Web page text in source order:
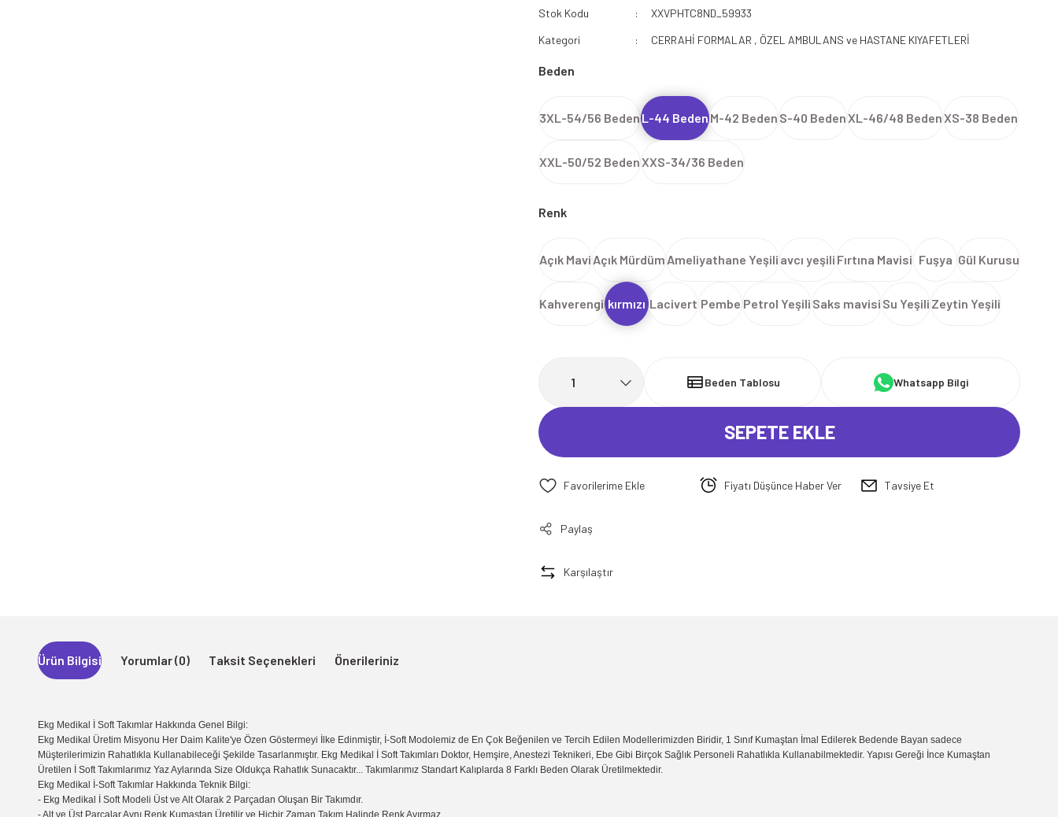
Paramedik Swit
Stok Kodu
XXVPHTC8ND_59933
Kategori
CERRAHİ FORMALAR , ÖZEL AMBULANS ve HASTANE KIYAFETLERİ
Beden
3XL-54/56 Beden L-44 Beden M-42 Beden S-40 BedenXL-46/48 BedenXS-38 Beden
XXL-50/52 BedenXXS-34/36 Beden
Renk
Açık Mavi Açık Mürdüm Ameliyathane Yeşili avcı yeşili Fırtına Mavisi Fuşya Gül Kurusu
Kahverengi kırmızı Lacivert Pembe Petrol Yeşili Saks mavisi Su Yeşili Zeytin Yeşili
Beden Tablosu Whatsapp Bilgi
SEPETE EKLE
Fiyatı Düşünce Haber Ver Tavsiye Et
Paylaş
Karşılaştır
Ürün Bilgisi Yorumlar (0) Taksit Seçenekleri Önerileriniz
Ekg Medikal İ Soft Takımlar Hakkında Genel Bilgi:
Ekg Medikal Üretim Misyonu Her Daim Kalite'ye Özen Göstermeyi İlke Edinmiştir, İ-Soft Modolemiz de En Çok Beğenilen ve Tercih Edilen Modellerimizden Biridir, 1 Sınıf Kumaştan İmal Edilerek Bedende Bayan sadece
Müşterilerimizin Rahatlıkla Kullanabileceği Şekilde Tasarlanmıştır. Ekg Medikal İ Soft Takımları Doktor, Hemşire, Anestezi Teknikeri, Ebe Gibi Birçok Sağlık Personeli Rahatlıkla Kullanabilmektedir. Yapısı Gereği İnce Kumaştan
Üretilen İ Soft Takımlarımız Yaz Aylarında Size Oldukça Rahatlık Sunacaktır... Takımlarımız Standart Kalıplarda 8 Farklı Beden Olarak Üretilmektedir.
Ekg Medikal İ-Soft Takımlar Hakkında Teknik Bilgi:
- Ekg Medikal İ Soft Modeli Üst ve Alt Olarak 2 Parçadan Oluşan Bir Takımdır.